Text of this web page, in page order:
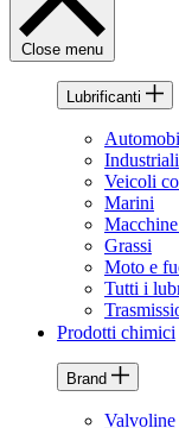
Close menu
Lubrificanti
Industriali
Veicoli
Marini
Grassi
Moto e
Tutti i
Prodotti chimici
Brand
Valvoline